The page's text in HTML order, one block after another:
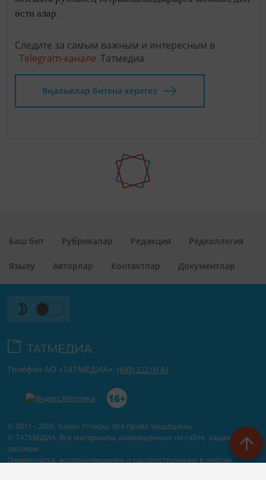
өсти алар.
Следите за самым важным и интересным в
Telegram-канале Татмедиа
Яңалыклар битенә керегез
Баш бит Рубрикалар Редакция Редколлегия
Язылу Авторлар Контактлар Документлар
© 2011 - 2026. Казан Утлары. Все права защищены.
© ТАТМЕДИА. Все материалы, размещенные на сайте, защищены
законом.
Перепечатка, воспроизведение и распространение в любом
Телефон АО «ТАТМЕДИА»: (843) 222 09 84
16+